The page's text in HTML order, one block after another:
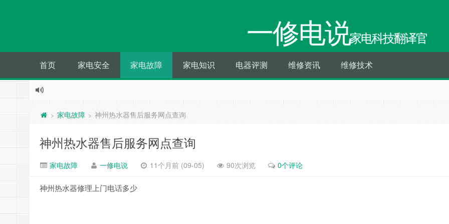
一修电说家电科技翻译官
首页 家电安全 家电故障 家电知识 电器评测 维修资讯 维修技术
> 家电故障 > 神州热水器售后服务网点查询
神州热水器售后服务网点查询
家电故障 一修电说 11个月前 (09-05) 90次浏览 0个评论
神州热水器修理上门电话多少